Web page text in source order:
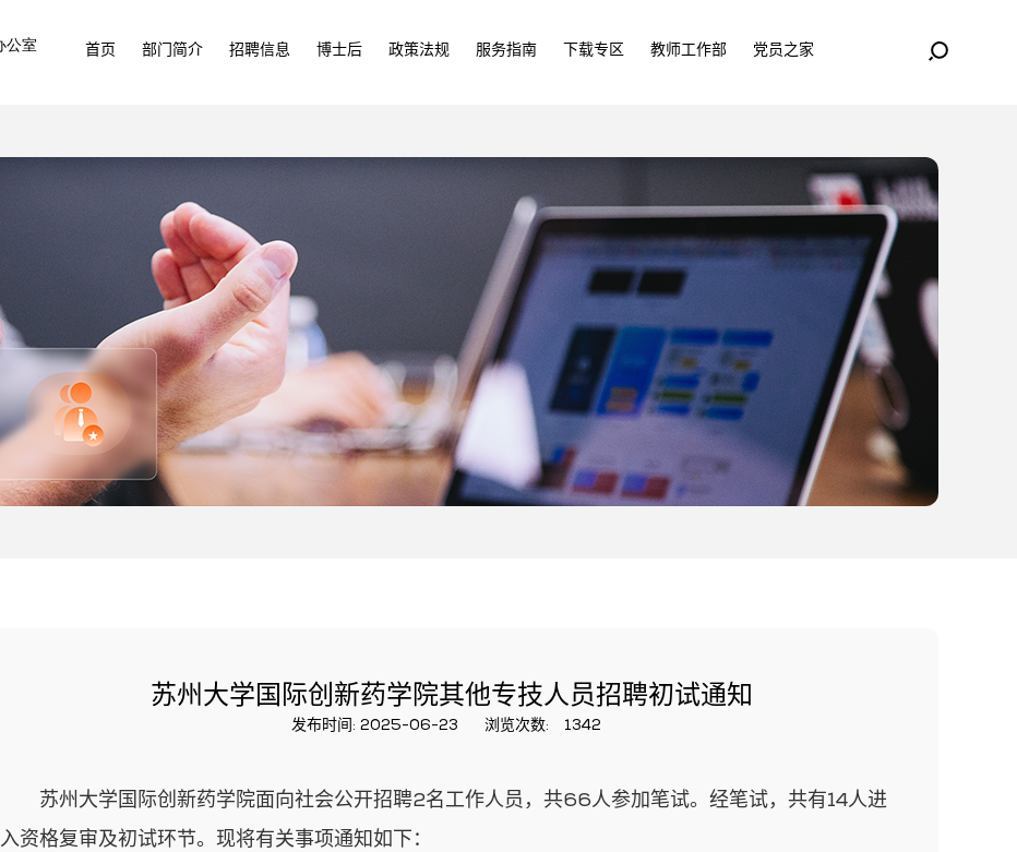
首页 部门简介 招聘信息 博士后 政策法规 服务指南 下载专区 教师工作部 党员之家
苏州大学国际创新药学院其他专技人员招聘初试通知
发布时间: 2025-06-23 浏览次数: 1342
苏州大学国际创新药学院面向社会公开招聘2名工作人员，共66人参加笔试。经笔试，共有14人进
入资格复审及初试环节。现将有关事项通知如下：